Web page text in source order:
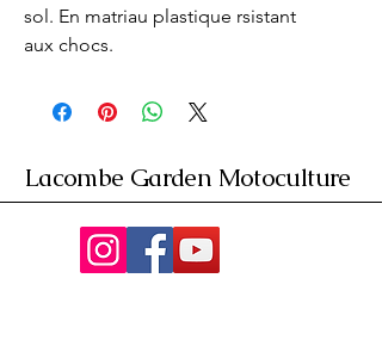
sol. En matriau plastique rsistant
aux chocs.
Lacombe Garden Motoculture